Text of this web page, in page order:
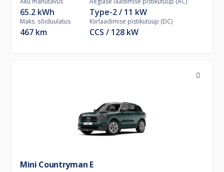
65.2 kWh
Maks. sõiduulatus
467 km
Type-2 11 kW
Kiirlaadimise pistikutüüp (DC)
CCS 128 kW
Mini Countryman E